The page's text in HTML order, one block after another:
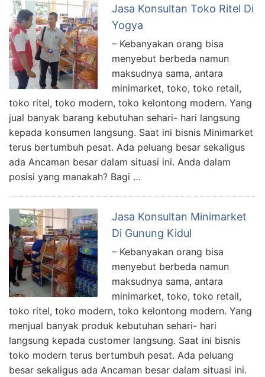
Jasa Konsultan Toko Ritel Di
Yogya
– Kebanyakan orang bisa
menyebut berbeda namun
maksudnya sama, antara
minimarket, toko, toko retail,
toko ritel, toko modern, toko kelontong modern. Yang
jual banyak barang kebutuhan sehari- hari langsung
kepada konsumen langsung. Saat ini bisnis Minimarket
terus bertumbuh pesat. Ada peluang besar sekaligus
ada Ancaman besar dalam situasi ini. Anda dalam
posisi yang manakah? Bagi …
Jasa Konsultan Minimarket
Di Gunung Kidul
– Kebanyakan orang bisa
menyebut berbeda namun
maksudnya sama, antara
minimarket, toko, toko retail,
toko ritel, toko modern, toko kelontong modern. Yang
menjual banyak produk kebutuhan sehari- hari
langsung kepada customer langsung. Saat ini bisnis
toko modern terus bertumbuh pesat. Ada peluang
besar sekaligus ada Ancaman besar dalam situasi ini.